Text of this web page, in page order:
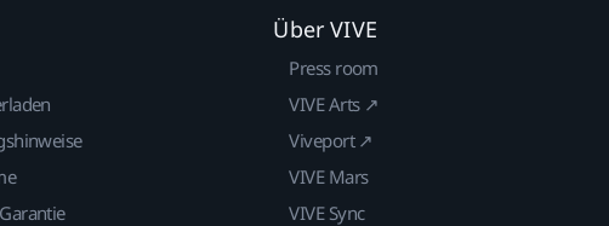
Über VIVE
Press room
VIVE Arts ↗
Viveport ↗
VIVE Mars
VIVE Sync